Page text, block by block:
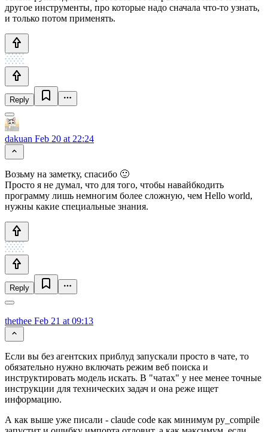
другое инструменты, про которые надо сначала что-то узнать,
и только потом применять.
Reply
dakuan Feb 20 at 22:24
Возьму на заметку, спасибо 🙂
Просто я не думал, что для того, чтобы навайбкодить
программу лишь немногим более сложную, чем Hello world,
нужны какие специальные знания.
Reply
thethee Feb 21 at 09:13
Если вы без агентских приблуд запускали просто в чате, то
обязательно нужно включать режим веб поиска и
инструктировать модель искать. В "чатах" у нее менее точные
инструкции для технических задач и она реже ищет
информацию.
А как выше уже писали - claude code как минимум py_compile